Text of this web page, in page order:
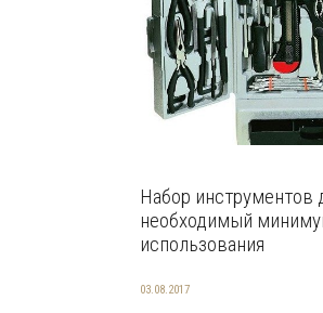
Набор инструментов
необходимый
использования
03.08.2017